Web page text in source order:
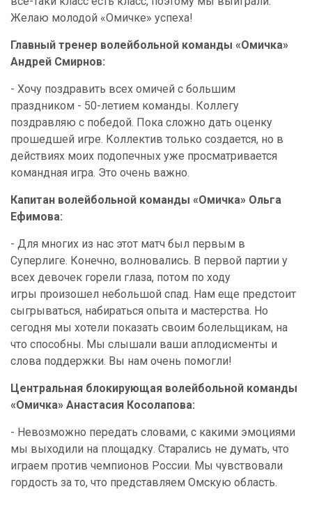
Желаю молодой «Омичке» успеха!
Главный тренер волейбольной команды «Омичка»
Андрей Смирнов:
- Хочу поздравить всех омичей с большим
праздником - 50-летием команды. Коллегу
поздравляю с победой. Пока сложно дать оценку
прошедшей игре. Коллектив только создается, но в
действиях моих подопечных уже просматривается
командная игра. Это очень важно.
Капитан волейбольной команды «Омичка» Ольга
Ефимова:
- Для многих из нас этот матч был первым в
Суперлиге. Конечно, волновались. В первой партии у
всех девочек горели глаза, потом по ходу
игры произошел небольшой спад. Нам еще предстоит
сыгрываться, набираться опыта и мастерства. Но
сегодня мы хотели показать своим болельщикам, на
что способны. Мы слышали ваши аплодисменты и
слова поддержки. Вы нам очень помогли!
Центральная блокирующая волейбольной команды
«Омичка» Анастасия Косолапова:
- Невозможно передать словами, с какими эмоциями
мы выходили на площадку. Старались не думать, что
играем против чемпионов России. Мы чувствовали
гордость за то, что представляем Омскую область.